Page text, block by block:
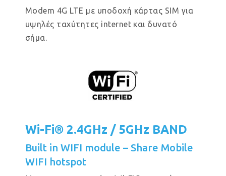
Modem 4G LTE με υποδοχή κάρτας SIM για
υψηλές ταχύτητες internet και δυνατό
σήμα.
Wi-Fi® 2.4GHz / 5GHz BAND
Built in WIFI module – Share Mobile
WIFI hotspot